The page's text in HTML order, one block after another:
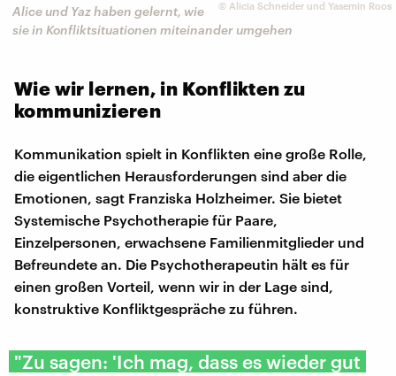
© Alicia Schneider und Yasemin Roos
Alice und Yaz haben gelernt, wie
sie in Konfliktsituationen miteinander umgehen
Wie wir lernen, in Konflikten zu
kommunizieren
Kommunikation spielt in Konflikten eine große Rolle,
die eigentlichen Herausforderungen sind aber die
Emotionen, sagt Franziska Holzheimer. Sie bietet
Systemische Psychotherapie für Paare,
Einzelpersonen, erwachsene Familienmitglieder und
Befreundete an. Die Psychotherapeutin hält es für
einen großen Vorteil, wenn wir in der Lage sind,
konstruktive Konfliktgespräche zu führen.
"Zu sagen: 'Ich mag, dass es wieder gut